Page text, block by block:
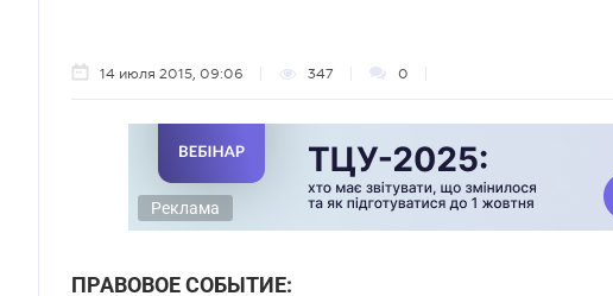
14 июля 2015, 09:06 347 0
Реклама
ПРАВОВОЕ СОБЫТИЕ: